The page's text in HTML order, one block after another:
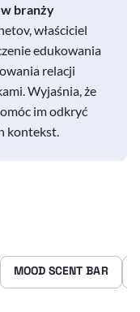
branży
właściciel
edukowania
relacji
Wyjaśnia, że
im odkryć
kontekst.
MOOD SCENT BAR